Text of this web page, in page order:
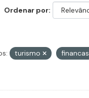
Ordenar por
turismo
financas